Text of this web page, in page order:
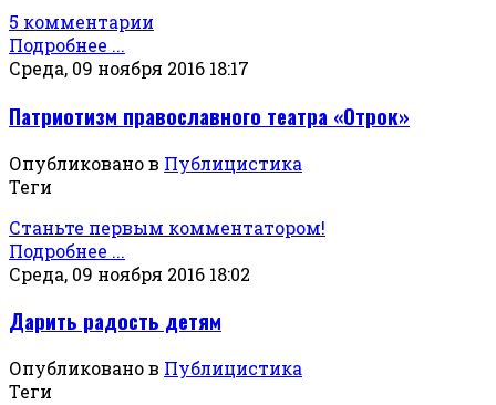
5 комментарии
Подробнее ...
Среда, 09 ноября 2016 18:17
Патриотизм православного театра «Отрок»
Опубликовано в Публицистика
Теги
Станьте первым комментатором!
Подробнее ...
Среда, 09 ноября 2016 18:02
Дарить радость детям
Опубликовано в Публицистика
Теги